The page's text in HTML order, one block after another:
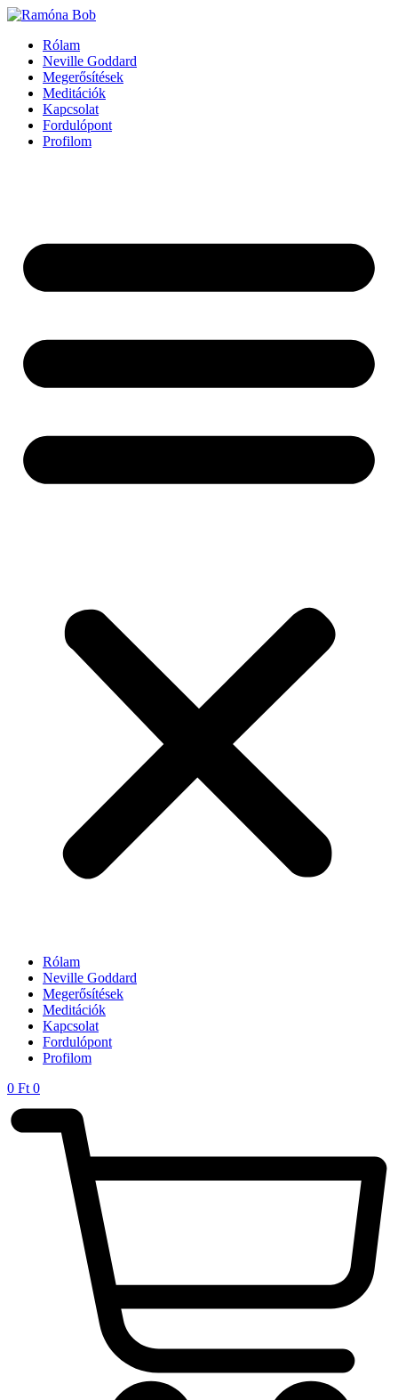
Ugrás
tartalomhoz
Rólam
Neville Goddard
Megerősítések
Meditációk
Kapcsolat
Fordulópont
Profilom
Rólam
Neville Goddard
Megerősítések
Meditációk
Kapcsolat
Fordulópont
Profilom
0 Ft 0